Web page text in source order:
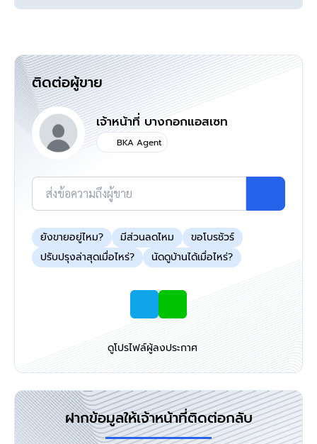
กับเรา "บ้านบางกอก" ?? อยากรู้คลิก<<<
แผนที่
ติดต่อผู้ขาย
เจ้าหน้าที่ บางกอกแอสเซท
BKA Agent
ส่งข้อความถึงผู้ขาย
ยังขายอยู่ไหม? มีส่วนลดไหม
ขอโบรชัวร์
ปรับปรุงล่าสุดเมื่อไหร่?
นัดดูบ้านได้เมื่อไหร่?
ดูโปรไฟล์ผู้ลงประกาศ
ฝากข้อมูลให้เจ้าหน้าที่ติดต่อกลับ